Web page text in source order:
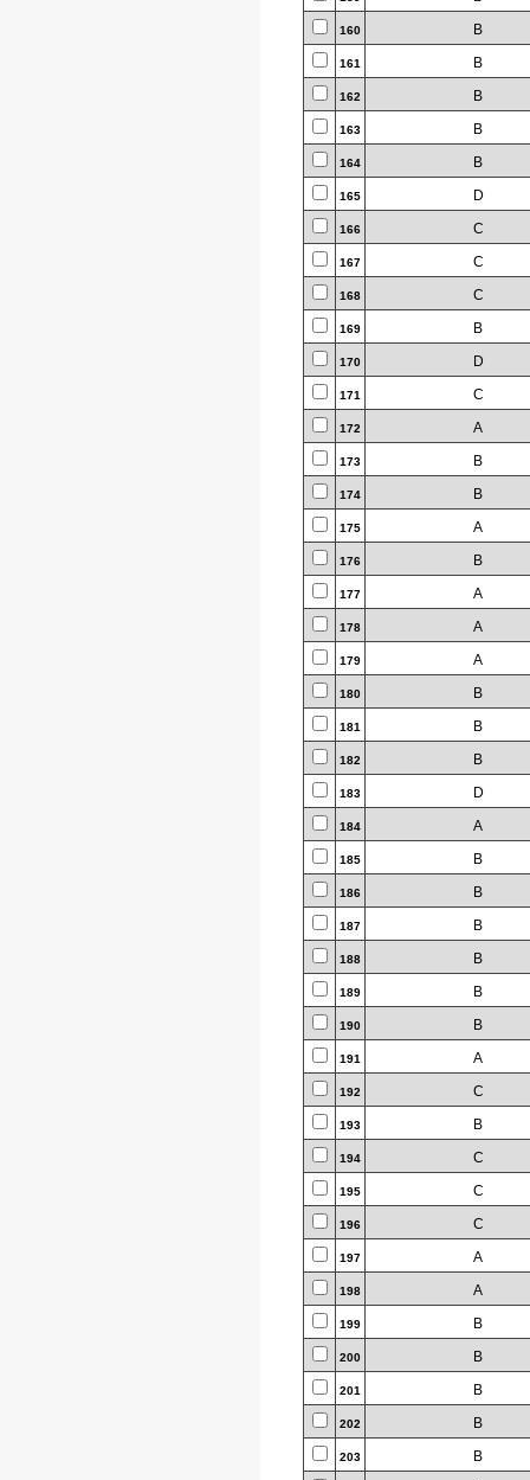
160 B
161 B
162 B
163 B
164 B
165 D
166 C
167 C
168 C
169 B
170 D
171 C
172 A
173 B
174 B
175 A
176 B
177 A
178 A
179 A
180 B
181 B
182 B
183 D
184 A
185 B
186 B
187 B
188 B
189 B
190 B
191 A
192 C
193 B
194 C
195 C
196 C
197 A
198 A
199 B
200 B
201 B
202 B
203 B